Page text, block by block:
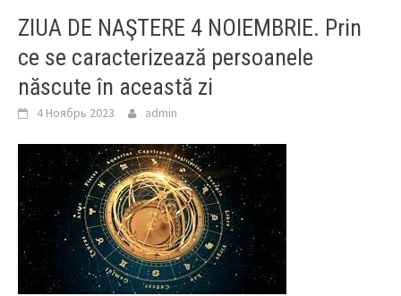
ZIUA DE NAŞTERE 4 NOIEMBRIE. Prin
ce se caracterizează persoanele
născute în această zi
4 Ноябрь 2023 admin